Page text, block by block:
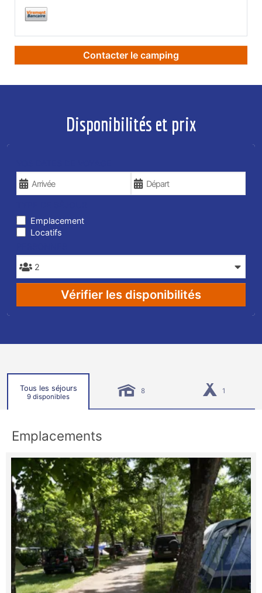
Contacter le camping
Disponibilités et prix
Emplacement
Locatifs
Vérifier les disponibilités
Tous les séjours
9 disponibles
8 1
Emplacements